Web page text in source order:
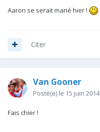
Aaron se serait marié hier !
Citer
Van Gooner
Posté(e) le 15 juin 2014
Fais chier !